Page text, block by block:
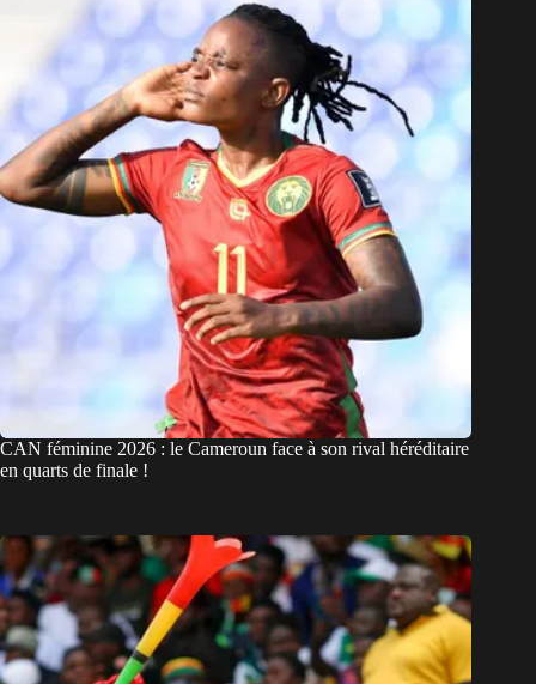
CAN féminine 2026 : le Cameroun face à son rival héréditaire
en quarts de finale !